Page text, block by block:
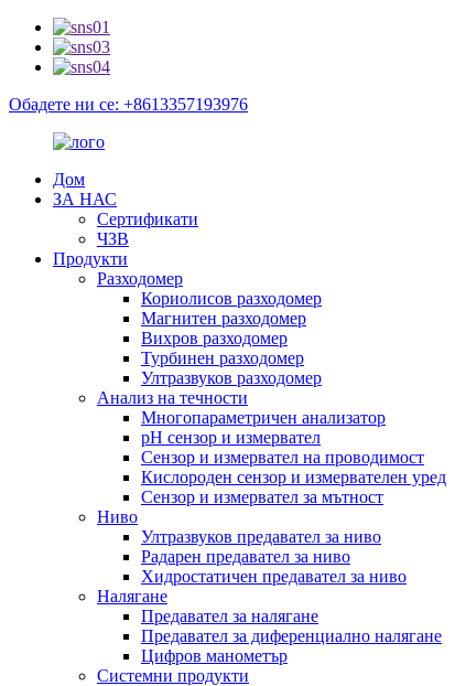
Обадете ни се: +8613357193976
Дом
ЗА НАС
Сертификати
ЧЗВ
Продукти
Разходомер
Кориолисов разходомер
Магнитен разходомер
Вихров разходомер
Турбинен разходомер
Ултразвуков разходомер
Анализ на течности
Многопараметричен анализатор
pH сензор и измервател
Сензор и измервател на проводимост
Кислороден сензор и измервателен уред
Сензор и измервател за мътност
Ниво
Ултразвуков предавател за ниво
Радарен предавател за ниво
Хидростатичен предавател за ниво
Налягане
Предавател за налягане
Предавател за диференциално налягане
Цифров манометър
Системни продукти